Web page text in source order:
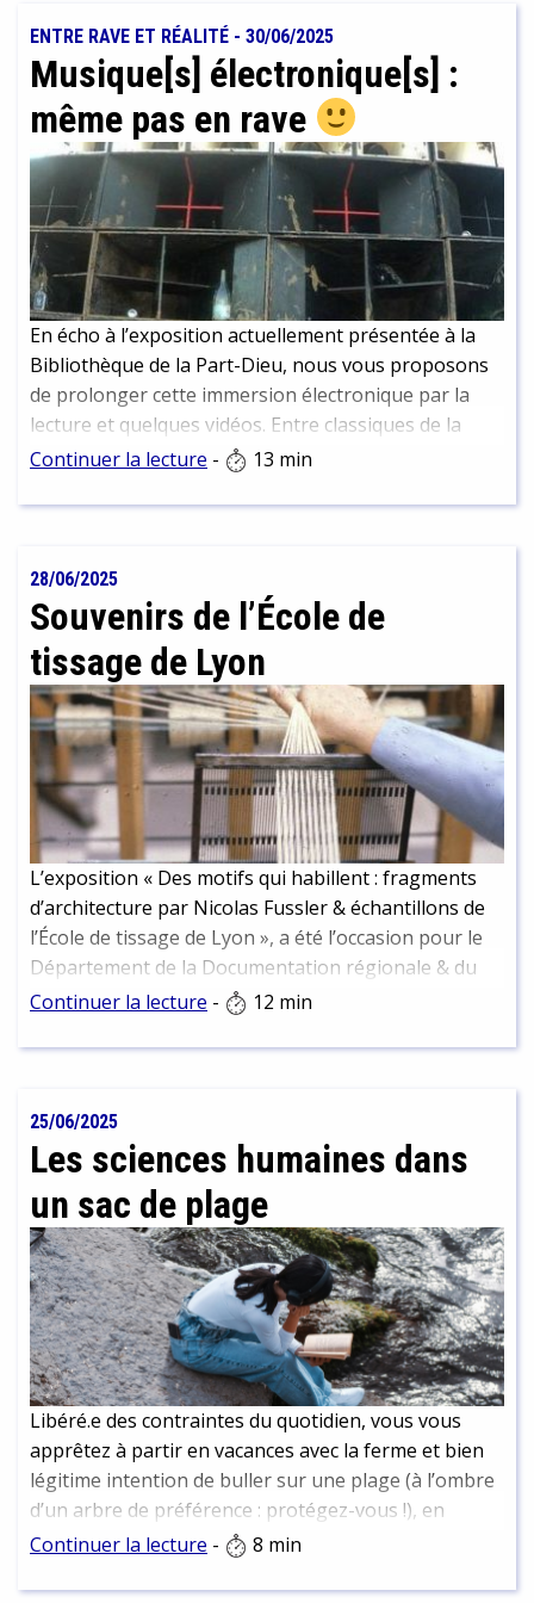
ENTRE RAVE ET RÉALITÉ - 30/06/2025
Musique[s] électronique[s] :
même pas en rave
En écho à l’exposition actuellement présentée à la
Bibliothèque de la Part-Dieu, nous vous proposons
de prolonger cette immersion électronique par la
lecture et quelques vidéos. Entre classiques de la
culture électro et nouvelles perspectives.
Continuer la lecture - 13 min
28/06/2025
Souvenirs de l’École de
tissage de Lyon
L’exposition « Des motifs qui habillent : fragments
d’architecture par Nicolas Fussler & échantillons de
l’École de tissage de Lyon », a été l’occasion pour le
Département de la Documentation régionale & du
Dépôt légal de mettre un coup de projecteur sur
conserve une partie des collections. Visites,
reconstituer son histoire et d’en faire un portrait
vivant que nous vous livrons ici.
Continuer la lecture - 12 min
25/06/2025
Les sciences humaines dans
un sac de plage
Libéré.e des contraintes du quotidien, vous vous
apprêtez à partir en vacances avec la ferme et bien
légitime intention de buller sur une plage (à l’ombre
d’un arbre de préférence : protégez-vous !), en
dégainant un roman bien dépaysant… Et si la période
Continuer la lecture - 8 min